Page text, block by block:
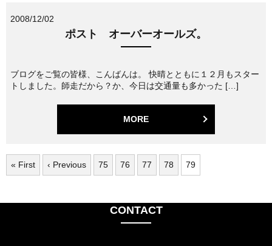
2008/12/02
ポスト オーバーオールズ。
ブログをご覧の皆様、こんばんは。 快晴とともに１２月もスター
トしました。師走だから？か、今日は交通量も多かった […]
MORE
« First ‹ Previous 75 76 77 78 79
CONTACT